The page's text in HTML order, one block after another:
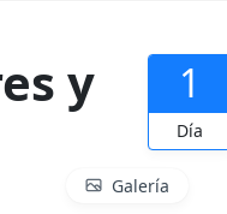
y
1
Día
Galería